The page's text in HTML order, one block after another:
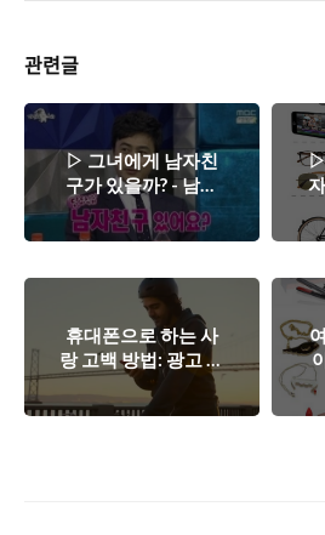
관련글
▷ 그녀에게 남자친
구가 있을까? - 남친
있는지 확인하는 방
법.
▷
휴대폰으로 하는 사
랑 고백 방법: 광고 속
프러포즈 이야기.